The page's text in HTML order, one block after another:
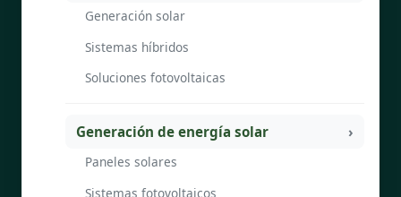
Generación solar
Sistemas híbridos
Soluciones fotovoltaicas
Generación de energía solar
Paneles solares
Sistemas fotovoltaicos